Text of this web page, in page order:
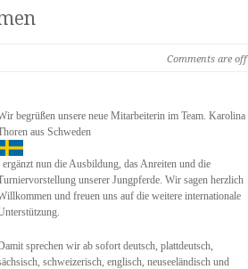
Comments are off
begrüßen unsere neue Mitarbeiterin im Team. Karolina
aus Schweden
ergänzt nun die Ausbildung, das Anreiten und die
unserer Jungpferde. Wir sagen herzlich
und freuen uns auf die weitere internationale
sprechen wir ab sofort deutsch, plattdeutsch,
schweizerisch, englisch, neuseeländisch und